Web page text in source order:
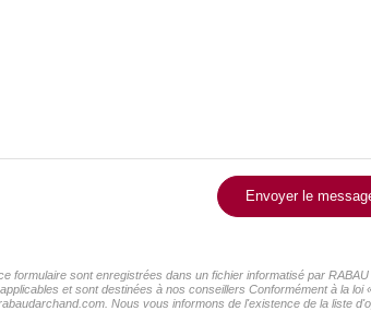
Envoyer le
formulaire sont enregistrées dans un fichier informatisé par
et sont destinées à nos conseillers Conformément à la
Nous vous informons de l'existence de la liste